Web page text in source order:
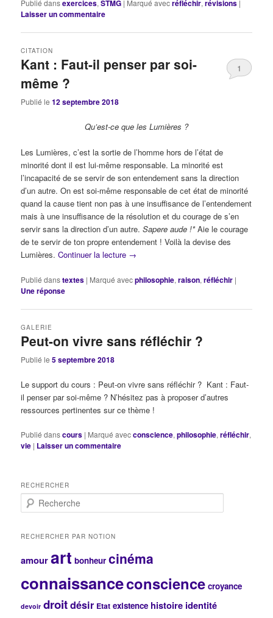
Publié dansexercices,STMG | Marqué avecréfléchir,révisions |
Laisser un commentaire
Kant : Faut-il penser par soi-
même ?
CITATION
Publié le12 septembre 2018
1
Qu’est-ce que les Lumières ?
Les Lumières, c’est la sortie de l’homme hors de l’état de
minorité dont il est lui-même responsable. La minorité est
l’incapacité de se servir de son entendement sans la direction
d’un autre. On est soi-même responsable de cet état de minorité
quand la cause tient non pas à une insuffisance de l’entendement
mais à une insuffisance de la résolution et du courage de s’en
servir sans la direction d’un autre.Sapere aude !*Aie le courage
de te servir de ton propre entendement ! Voilà la devise des
Lumières. Continuer la lecture →
Publié danstextes | Marqué avecphilosophie,raison,réfléchir |
Uneréponse
Peut-on vivre sans réfléchir ?
GALERIE
Publié le5 septembre 2018
Le support du cours : Peut-on vivre sans réfléchir ? Kant : Faut-
il penser par soi-même ? N’hésitez pas à proposer d’autres
ressources pertinentes sur ce thème !
Publié danscours | Marqué avecconscience,philosophie,réfléchir,
vie | Laisser un commentaire
RECHERCHER
e
h
r
h
e
RECHERCHER PAR NOTION
amourart bonheur cinéma
connaissanceconscience croyance
devoir droitdésir Etat existence histoire identité